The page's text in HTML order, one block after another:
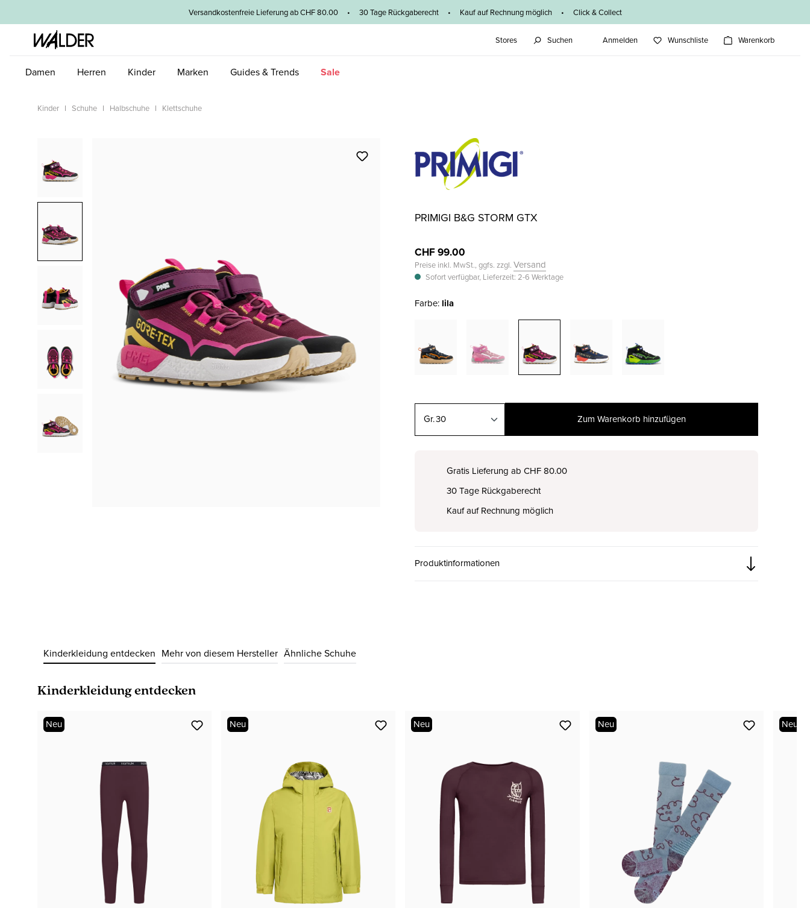
Versandkostenfreie Lieferung ab CHF 80.00 • 30 Tage Rückgaberecht • Kauf auf Rechnung möglich • Click & Collect
Stores Suchen Anmelden Wunschliste Warenkorb
Damen Herren Kinder Marken Guides & Trends Sale
Kinder Schuhe Halbschuhe Klettschuhe
PRIMIGI B&G STORM GTX
CHF 99.00
Preise inkl. MwSt., ggfs. zzgl. Versand
Sofort verfügbar, Lieferzeit: 2-6 Werktage
Farbe: lila
30
CHF 89.00
35
nur noch wenige verfügbar
nur noch wenige verfügbar
nur noch wenige verfügbar
nur noch wenige verfügbar
Zum Warenkorb hinzufügen
Gratis Lieferung ab CHF 80.00
30 Tage Rückgaberecht
Kauf auf Rechnung möglich
Produktinformationen
Kinderkleidung entdecken Mehr von diesem Hersteller Ähnliche Schuhe
Produktgalerie überspringen
Kinderkleidung entdecken
Neu Neu Neu Neu Neu